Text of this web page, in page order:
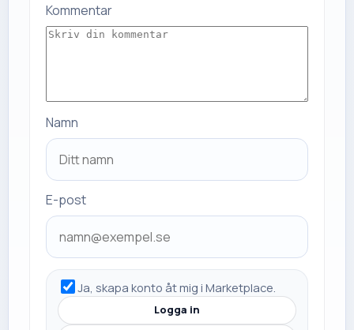
Kommentar
Namn
E-post
Ja, skapa konto åt mig i Marketplace.
Logga in